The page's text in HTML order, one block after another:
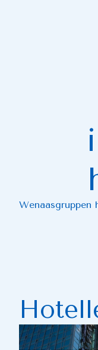
Wenaasgruppen